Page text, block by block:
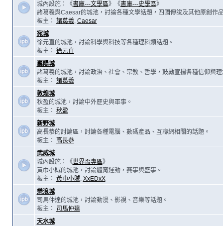
城內設施：《書庫---文學區》《書庫---史學區》
諸葛羲與Caesar的城池，討論各種文學話題，四國傳說及其他原創作
板主： 諸葛羲, Caesar
宛城
徐元直的城池，討論科學與科技等各種理科類話題。
板主： 徐元直
襄陽城
諸葛羲的城池，討論政治、社會、宗教、哲學，鼓勵宣揚各種信仰與理
板主： 諸葛羲
敦煌城
秋盈的城池，討論中外歷史與軍事。
板主： 秋盈
新野城
高長恭的討論區，討論各種電腦、數碼產品、互聯網相關的話題。
板主：
高長恭
武威城
城內設施：《世界盃專區》
黃巾小賊的城池，討論體育運動，賽事與盛事。
板主： 黃巾小賊, XxEDxX
樂浪城
司馬仲達的城池，討論動漫、影視、音樂等話題。
板主：
司馬仲達
天水城